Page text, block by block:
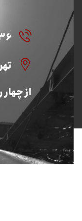
از چهار